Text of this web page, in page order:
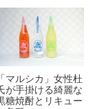
「マルシカ」女性杜
が手掛ける綺麗な
糖焼酎とリキュー